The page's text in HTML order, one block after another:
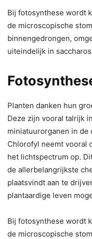
Bij fotosynthese wordt
de microscopische
binnengedrongen,
uiteindelijk in
Planten danken hun
Deze zijn vooral talrijk
miniatuurorganen in de
Chlorofyl neemt vooral
het lichtspectrum op.
de allerbelangrijkste
plaatsvindt aan te
plantaardige leven
Bij fotosynthese wordt
de microscopische